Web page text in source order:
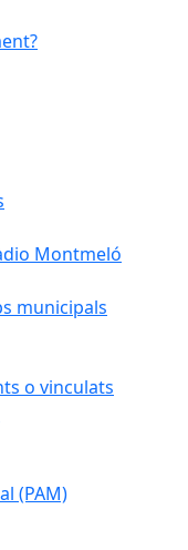
Montmeló
municipals
o vinculats
(PAM)